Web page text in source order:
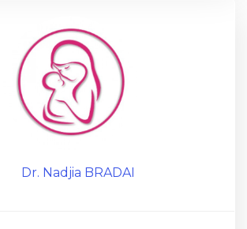
Dr. Nadjia BRADAI